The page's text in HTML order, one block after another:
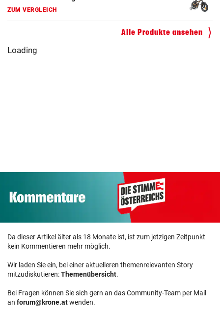
ZUM VERGLEICH
Alle Produkte ansehen
Loading
Da dieser Artikel älter als 18 Monate ist, ist zum jetzigen Zeitpunkt
kein Kommentieren mehr möglich.
Wir laden Sie ein, bei einer aktuelleren themenrelevanten Story
mitzudiskutieren:Themenübersicht.
Bei Fragen können Sie sich gern an das Community-Team per Mail
an forum@krone.atwenden.